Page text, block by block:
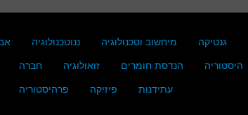
גנטיקה מיחשוב וטכנולוגיה ננוטכנולוגיה
היסטוריה הנדסת חומרים זואולוגיה חברה
עתידנות
פיזיקה פרהיסטוריה